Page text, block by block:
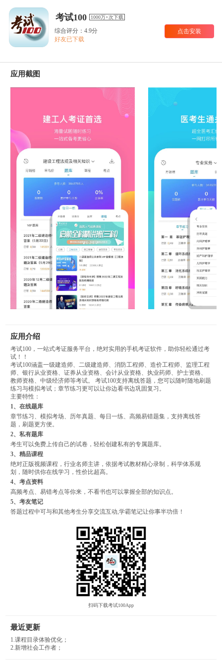
考试100 1000万+次下载
综合评分：4.9分
好友已下载
点击安装
应用截图
应用介绍
考试100，一站式考证服务平台，绝对实用的手机考证软件，助你轻松通过考
试！！
考试100涵盖一级建造师、二级建造师、消防工程师、造价工程师、监理工程
师、银行从业资格、证券从业资格、会计从业资格、执业药师、护士资格、
教师资格、中级经济师等考试。 考试100支持离线答题，您可以随时随地刷题
练习与模拟考试；章节练习更可以让你边看书边巩固复习。
主要特性：
1、在线题库
章节练习、模拟考场、历年真题、每日一练、高频易错题集，支持离线答
题，刷题更方便。
2、私有题库
考生可以免费上传自己的试卷，轻松创建私有的专属题库。
3、精品课程
绝对正版视频课程，行业名师主讲，依据考试教材精心录制，科学体系规
划，随时供你在线学习，性价比超高。
4、考点资料
高频考点、易错考点等你来，不看书也可以掌握全部的知识点。
5、考友笔记
答题过程中可与和其他考生分享交流互动,学霸笔记让你事半功倍！
扫码下载考试100App
最近更新
1.课程目录体验优化；
2.新增社会工作者；